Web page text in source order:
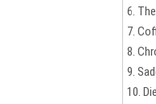
6.
7.
8.
9.
10.